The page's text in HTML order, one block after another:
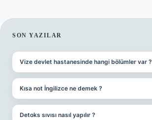
SIDEBAR
SON YAZILAR
Vize devlet hastanesinde hangi bölümler var ?
Kısa not İngilizce ne demek ?
Detoks sıvısı nasıl yapılır ?